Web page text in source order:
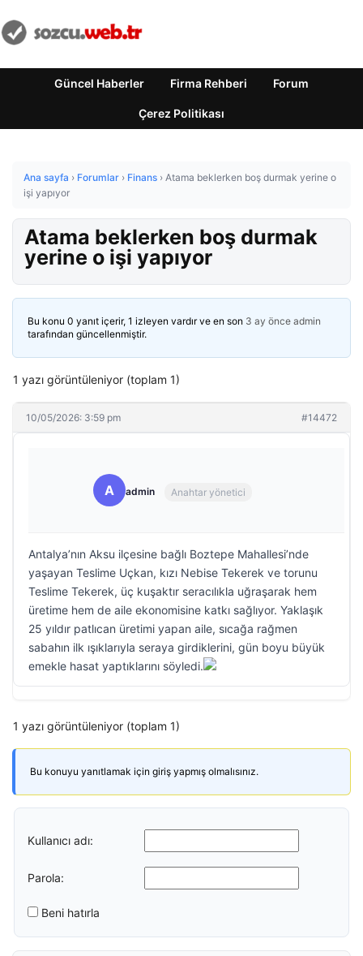
Güncel Haberler Firma Rehberi Forum
Çerez Politikası
Ana sayfa › Forumlar › Finans › Atama beklerken boş durmak yerine o
işi yapıyor
Atama beklerken boş durmak
yerine o işi yapıyor
Bu konu 0 yanıt içerir, 1 izleyen vardır ve en son 3 ay önce admin
tarafından güncellenmiştir.
1 yazı görüntüleniyor (toplam 1)
10/05/2026: 3:59 pm #14472
A admin Anahtar yönetici
Antalya’nın Aksu ilçesine bağlı Boztepe Mahallesi’nde
yaşayan Teslime Uçkan, kızı Nebise Tekerek ve torunu
Teslime Tekerek, üç kuşaktır seracılıkla uğraşarak hem
üretime hem de aile ekonomisine katkı sağlıyor. Yaklaşık
25 yıldır patlıcan üretimi yapan aile, sıcağa rağmen
sabahın ilk ışıklarıyla seraya girdiklerini, gün boyu büyük
emekle hasat yaptıklarını söyledi.
1 yazı görüntüleniyor (toplam 1)
Bu konuyu yanıtlamak için giriş yapmış olmalısınız.
Kullanıcı adı:
Parola:
Beni hatırla